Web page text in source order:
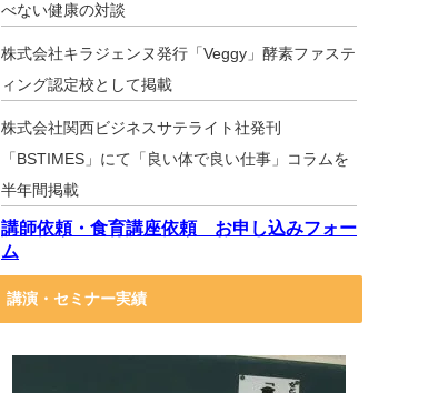
べない健康の対談
株式会社キラジェンヌ発行「Veggy」酵素ファステ
ィング認定校として掲載
株式会社関西ビジネスサテライト社発刊
「BSTIMES」にて「良い体で良い仕事」コラムを
半年間掲載
講師依頼・食育講座依頼 お申し込みフォー
ム
講演・セミナー実績